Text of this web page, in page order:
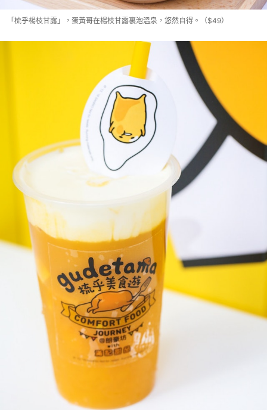
「梳乎楊枝甘露」，蛋黃哥在楊枝甘露裏泡溫泉，悠然自得。（$49）